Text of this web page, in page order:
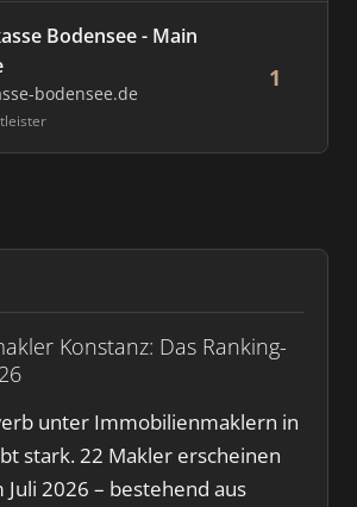
Konstanz: Das Ranking-
unter Immobilienmaklern in
stark. 22 Makler erscheinen
Juli 2026 – bestehend aus
Bodensee - Main
bodensee.de
1